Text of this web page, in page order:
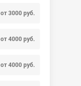
от 3000 руб.
от 4000 руб.
от 4000 руб.